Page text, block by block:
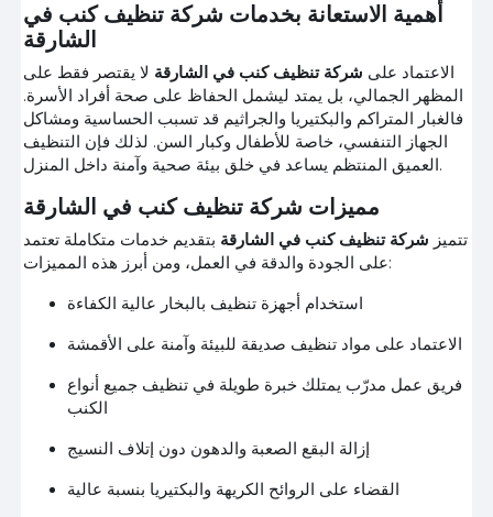
أهمية الاستعانة بخدمات شركة تنظيف كنب في
الشارقة
الاعتماد على شركة تنظيف كنب في الشارقة لا يقتصر فقط على
المظهر الجمالي، بل يمتد ليشمل الحفاظ على صحة أفراد الأسرة.
فالغبار المتراكم والبكتيريا والجراثيم قد تسبب الحساسية ومشاكل
الجهاز التنفسي، خاصة للأطفال وكبار السن. لذلك فإن التنظيف
العميق المنتظم يساعد في خلق بيئة صحية وآمنة داخل المنزل.
مميزات شركة تنظيف كنب في الشارقة
تتميز شركة تنظيف كنب في الشارقة بتقديم خدمات متكاملة تعتمد
على الجودة والدقة في العمل، ومن أبرز هذه المميزات:
استخدام أجهزة تنظيف بالبخار عالية الكفاءة
الاعتماد على مواد تنظيف صديقة للبيئة وآمنة على الأقمشة
فريق عمل مدرّب يمتلك خبرة طويلة في تنظيف جميع أنواع
الكنب
إزالة البقع الصعبة والدهون دون إتلاف النسيج
القضاء على الروائح الكريهة والبكتيريا بنسبة عالية